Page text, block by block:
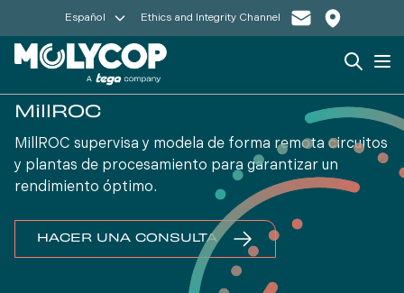
Español Ethics and Integrity Channel
Search
MillROC
MillROC supervisa y modela de forma remota circuitos
y plantas de procesamiento para garantizar un
rendimiento óptimo.
HACER UNA CONSULTA